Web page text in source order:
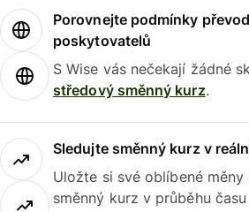
Porovnejte podmínky
poskytovatelů
S Wise vás nečekají žádné
středový směnný kurz.
Sledujte směnný kurz v
Uložte si své oblíbené
směnný kurz v průběhu času